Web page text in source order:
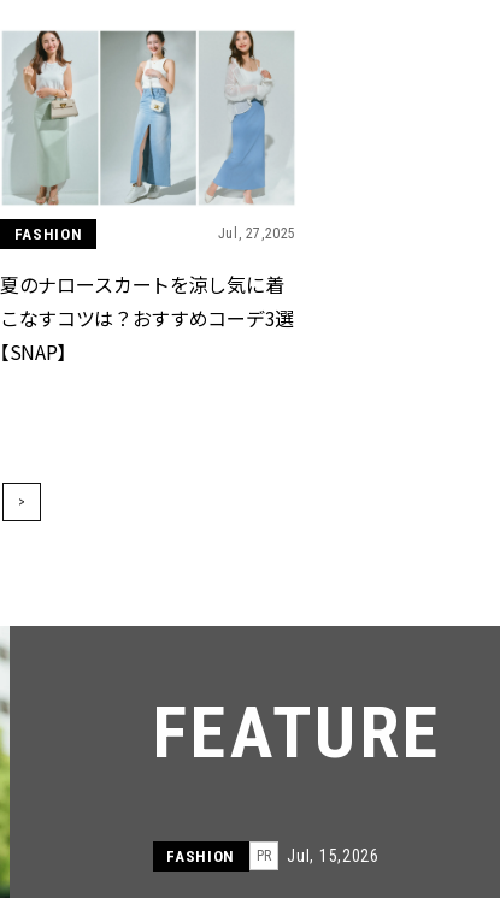
FASHION Jul, 27,2025
夏のナロースカートを涼し気に着
こなすコツは？おすすめコーデ3選
【SNAP】
>
FEATURE
FASHION PR Jul, 15,2026